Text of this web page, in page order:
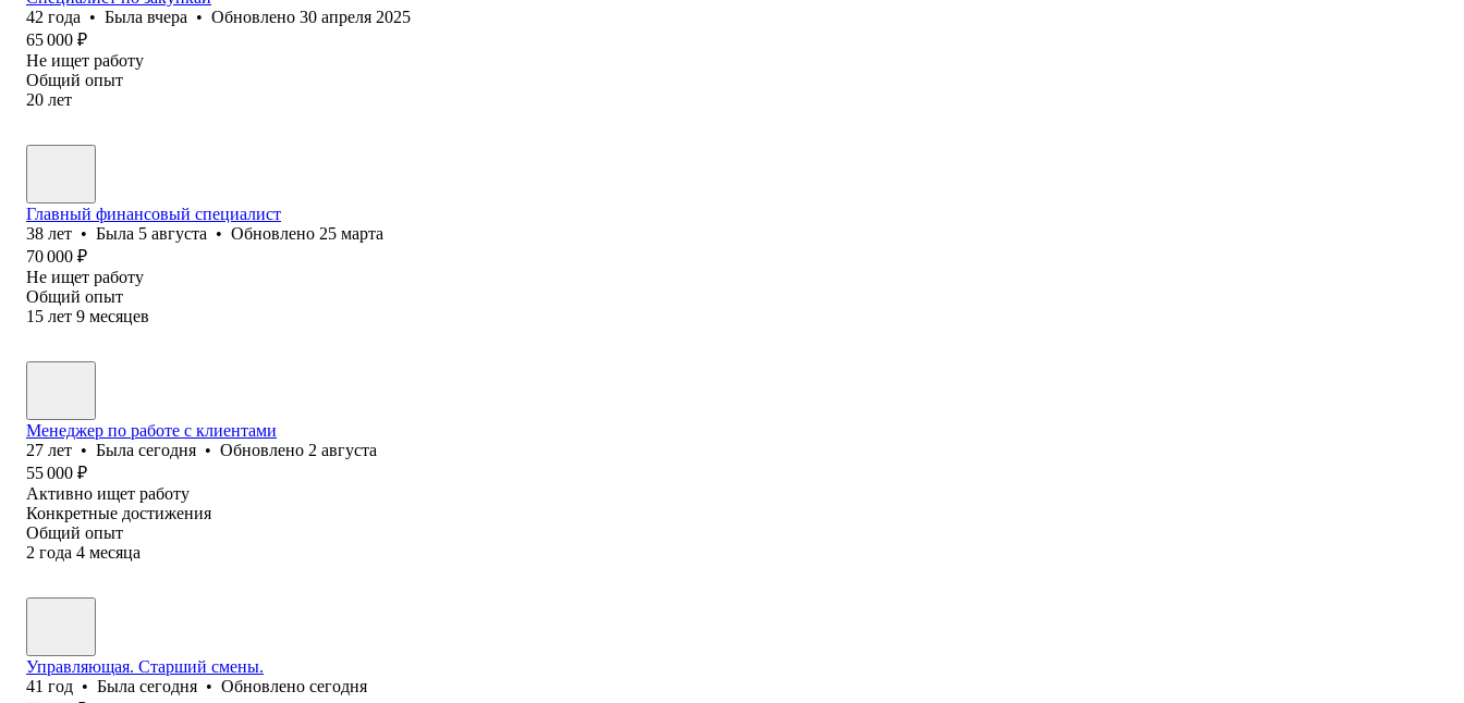
42 года • Была вчера • Обновлено 30 апреля 2025
65 000 ₽
Не ищет работу
Общий опыт
20 лет
Главный финансовый специалист
38 лет • Была 5 августа • Обновлено 25 марта
70 000 ₽
Не ищет работу
Общий опыт
15 лет 9 месяцев
Менеджер по работе с клиентами
27 лет • Была сегодня • Обновлено 2 августа
55 000 ₽
Активно ищет работу
Конкретные достижения
Общий опыт
2 года 4 месяца
Управляющая. Старший смены.
41 год • Была сегодня • Обновлено сегодня